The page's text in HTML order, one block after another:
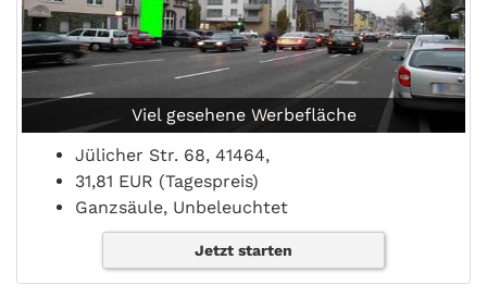
Viel gesehene Werbefläche
Jülicher Str. 68, 41464,
31,81 EUR (Tagespreis)
Ganzsäule, Unbeleuchtet
Jetzt starten